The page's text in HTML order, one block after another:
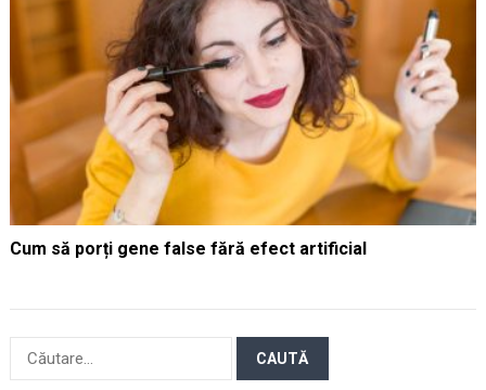
Cum să porți gene false fără efect artificial
după: